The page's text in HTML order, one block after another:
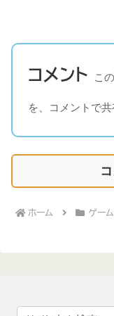
コメント こ
を、コメントで
ホーム ゲー